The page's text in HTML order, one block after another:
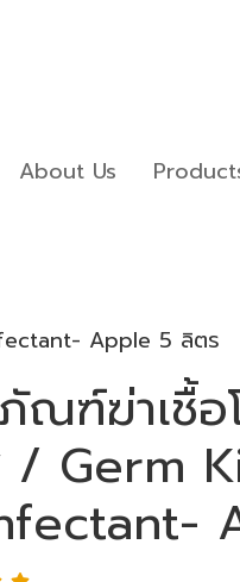
About Us
Apple 5 ลิตร
ฑ์ฆ่าเชื้อ
/ Germ